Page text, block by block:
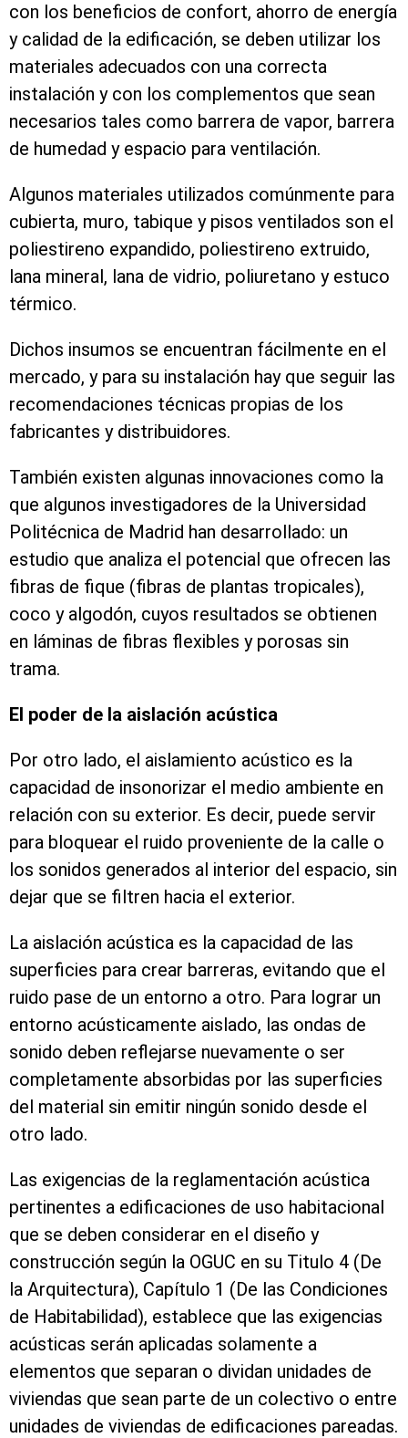
con los beneficios de confort, ahorro de energía
y calidad de la edificación, se deben utilizar los
materiales adecuados con una correcta
instalación y con los complementos que sean
necesarios tales como barrera de vapor, barrera
de humedad y espacio para ventilación.
Algunos materiales utilizados comúnmente para
cubierta, muro, tabique y pisos ventilados son el
poliestireno expandido, poliestireno extruido,
lana mineral, lana de vidrio, poliuretano y estuco
térmico.
Dichos insumos se encuentran fácilmente en el
mercado, y para su instalación hay que seguir las
recomendaciones técnicas propias de los
fabricantes y distribuidores.
También existen algunas innovaciones como la
que algunos investigadores de la Universidad
Politécnica de Madrid han desarrollado: un
estudio que analiza el potencial que ofrecen las
fibras de fique (fibras de plantas tropicales),
coco y algodón, cuyos resultados se obtienen
en láminas de fibras flexibles y porosas sin
trama.
El poder de la aislación acústica
Por otro lado, el aislamiento acústico es la
capacidad de insonorizar el medio ambiente en
relación con su exterior. Es decir, puede servir
para bloquear el ruido proveniente de la calle o
los sonidos generados al interior del espacio, sin
dejar que se filtren hacia el exterior.
La aislación acústica es la capacidad de las
superficies para crear barreras, evitando que el
ruido pase de un entorno a otro. Para lograr un
entorno acústicamente aislado, las ondas de
sonido deben reflejarse nuevamente o ser
completamente absorbidas por las superficies
del material sin emitir ningún sonido desde el
otro lado.
Las exigencias de la reglamentación acústica
pertinentes a edificaciones de uso habitacional
que se deben considerar en el diseño y
construcción según la OGUC en su Titulo 4 (De
la Arquitectura), Capítulo 1 (De las Condiciones
de Habitabilidad), establece que las exigencias
acústicas serán aplicadas solamente a
elementos que separan o dividan unidades de
viviendas que sean parte de un colectivo o entre
unidades de viviendas de edificaciones pareadas.